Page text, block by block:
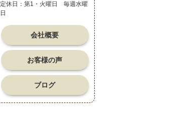
定休日：第1・火曜日 毎週水曜
日
会社概要
お客様の声
ブログ